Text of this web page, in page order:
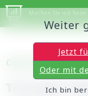
Machen Sie mit
Corona-Infizierte
Trauriger
Weiter
Jetzt
Oder mit
Ich bin